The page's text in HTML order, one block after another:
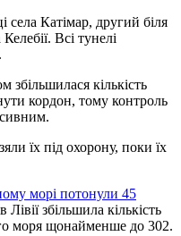
Катімар, другий біля
Всі тунелі
збільшилася кількість
кордон, тому контроль
їх під охорону, поки їх
морі потонули 45
Лівії збільшила кількість
моря щонайменше до 302.